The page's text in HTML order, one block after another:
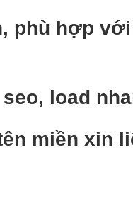
phù hợp
load
miền xin